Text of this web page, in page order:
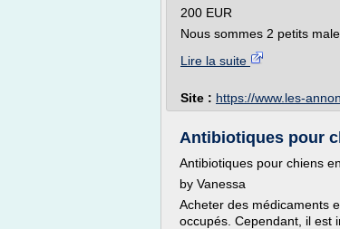
200 EUR
Nous sommes 2 petits
Lire la suite
Site : https://www.les-
Antibiotiques pour
Antibiotiques pour chiens
by Vanessa
Acheter des médicaments
occupés. Cependant, il est